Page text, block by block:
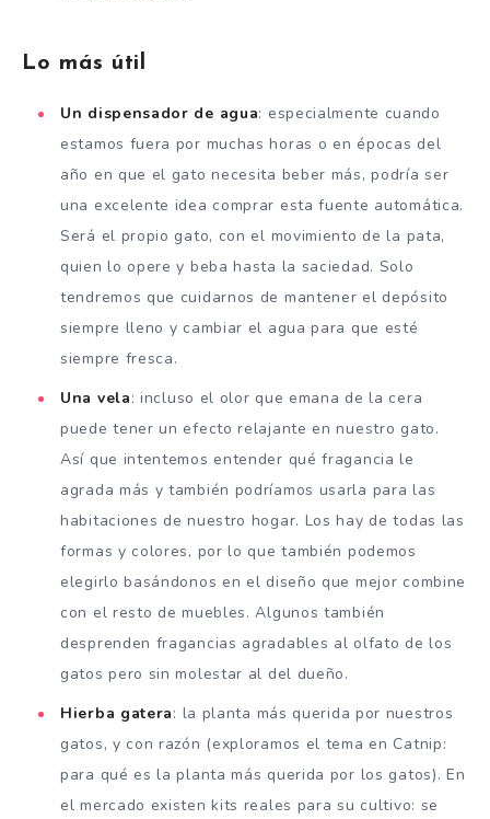
Lo más útil
Un dispensador de agua: especialmente cuando
estamos fuera por muchas horas o en épocas del
año en que el gato necesita beber más, podría ser
una excelente idea comprar esta fuente automática.
Será el propio gato, con el movimiento de la pata,
quien lo opere y beba hasta la saciedad. Solo
tendremos que cuidarnos de mantener el depósito
siempre lleno y cambiar el agua para que esté
siempre fresca.
Una vela: incluso el olor que emana de la cera
puede tener un efecto relajante en nuestro gato.
Así que intentemos entender qué fragancia le
agrada más y también podríamos usarla para las
habitaciones de nuestro hogar. Los hay de todas las
formas y colores, por lo que también podemos
elegirlo basándonos en el diseño que mejor combine
con el resto de muebles. Algunos también
desprenden fragancias agradables al olfato de los
gatos pero sin molestar al del dueño.
Hierba gatera: la planta más querida por nuestros
gatos, y con razón (exploramos el tema en Catnip:
para qué es la planta más querida por los gatos). En
el mercado existen kits reales para su cultivo: se